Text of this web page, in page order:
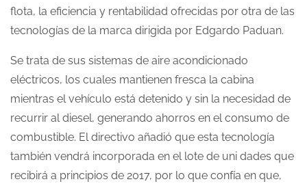
flota, la eficiencia y rentabilidad ofrecidas por otra de las
tecnologías de la marca dirigida por Edgardo Paduan.
Se trata de sus sistemas de aire acondicionado
eléctricos, los cuales mantienen fresca la cabina
mientras el vehículo está detenido y sin la necesidad de
recurrir al diesel, generando ahorros en el consumo de
combustible. El directivo añadió que esta tecnología
también vendrá incorporada en el lote de uni dades que
recibirá a principios de 2017, por lo que confía en que,